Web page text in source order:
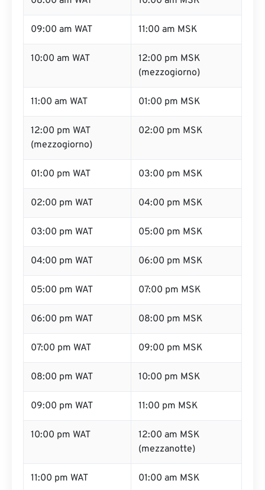
09:00 am WAT 11:00 am MSK
10:00 am WAT
12:00 pm MSK
(mezzogiorno)
11:00 am WAT 01:00 pm MSK
12:00 pm WAT
(mezzogiorno)
02:00 pm MSK
01:00 pm WAT 03:00 pm MSK
02:00 pm WAT 04:00 pm MSK
03:00 pm WAT 05:00 pm MSK
04:00 pm WAT 06:00 pm MSK
05:00 pm WAT 07:00 pm MSK
06:00 pm WAT 08:00 pm MSK
07:00 pm WAT 09:00 pm MSK
08:00 pm WAT 10:00 pm MSK
09:00 pm WAT 11:00 pm MSK
10:00 pm WAT
12:00 am MSK
(mezzanotte)
11:00 pm WAT 01:00 am MSK